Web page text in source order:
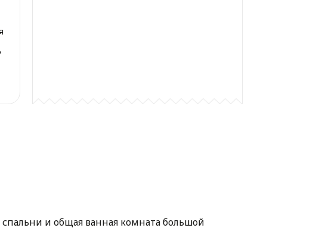
и общая ванная комната большой